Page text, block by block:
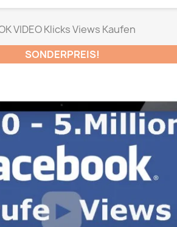
VIDEO Klicks Views Kaufen
SONDERPREIS!